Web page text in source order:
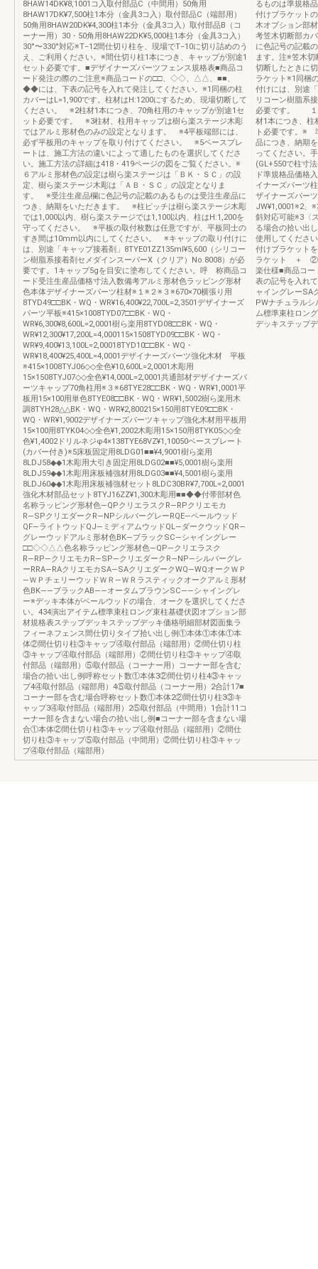
8HAW14DK¥8,1001コ入取付部品C（中間用）50角用
8HAW17DK¥7,500柱1本分（金具3コ入）取付部品C（端部用）
50角用8HAW20DK¥4,300柱1本分（金具3コ入）取付部品B（コ
ーナー用）30・50角用8HAW22DK¥5,000柱1本分（金具3コ入）
30°〜330°対応※T−12間仕切り柱を、現場でT−10に切り詰めのう
え、ご利用ください。※間仕切り柱1本につき、キャップが別途1
セット必要です。■デザイナーズパーツフェンス規格表■商品コ
ード発注の際のご注意※商品コードの□□、◇◇、△△、■■、
◆◆には、下表の記号を入れて発注してください。※1同梱の柱
カバーはL=1,900です。柱材はH:1200にするため、現場切断して
ください。 ※2柱材1本につき、70角柱用のキャップが別途1セ
ット必要です。 ※3柱材、柱用キャップは樹ら楽ステージ木彫
ではアルミ形材色のみの設定となります。 ※4平板端部には、
必ず平板用のキャップを取り付けてください。 ※5ベースプレ
ートは、施工方法の違いによって適したものを選択してくださ
い。施工方法の詳細は418・419ページの図をご覧ください。※
６アルミ形材色の設定は樹ら楽ステージは「ＢＫ・ＳＣ」の設
定、樹ら楽ステージ木彫は「ＡＢ・ＳＣ」の設定となりま
す。 ※受注生産品欄に色記号の記載のあるものは受注生産品に
つき、納期をいただきます。 ※柱ピッチは樹ら楽ステージ木彫
では1,000以内、樹ら楽ステージでは1,100以内、柱はH:1,200を
守ってください。 ※平板の取付枚数は任意ですが、平板同士の
すき間は10mm以内にしてください。 ※キャップの取り付けに
は、別途「キャップ接着剤」8TYE01ZZ135ml¥5,600（シリコー
ン樹脂系接着剤セメダインスーパーX（クリア）No.8008）が必
要です。1キャップ5gを目安に塗布してください。呼 称商品コ
ード受注生産品価格寸法入数備考アルミ形材色ラッピング形材
色本体デザイナーズパーツ柱材※１※２※３※670×70横張り用
8TYD49□□BK・WQ・WR¥16,400¥22,700L=2,3501デザイナーズ
パーツ平板※415×1008TYD07□□BK・WQ・
WR¥6,300¥8,600L=2,0001樹ら楽用8TYD08□□BK・WQ・
WR¥12,300¥17,200L=4,000115×1508TYD09□□BK・WQ・
WR¥9,400¥13,100L=2,00018TYD10□□BK・WQ・
WR¥18,400¥25,400L=4,0001デザイナーズパーツ強化木材 平板
※415×1008TYJ06◇◇全色¥10,600L=2,0001木彫用
15×1508TYJ07◇◇全色¥14,000L=2,0001共通部材デザイナーズパ
ーツキャップ70角柱用※３※68TYE28□□BK・WQ・WR¥1,0001平
板用15×100用単色8TYE08□□BK・WQ・WR¥1,5002樹ら楽用木
調8TYH28△△BK・WQ・WR¥2,800215×150用8TYE09□□BK・
WQ・WR¥1,9002デザイナーズパーツキャップ強化木材用平板用
15×100用8TYK04◇◇全色¥1,2002木彫用15×150用8TYK05◇◇全
色¥1,4002ドリルネジφ4×138TYE68VZ¥1,10050ベースプレート
(カバー付き)※5床板固定用8LDG01■■¥4,9001樹ら楽用
8LDJ58◆◆1木彫用大引き固定用8LDG02■■¥5,0001樹ら楽用
8LDJ59◆◆1木彫用床板補強材用8LDG03■■¥4,5001樹ら楽用
8LDJ60◆◆1木彫用床板補強材セット8LDC30BR¥7,700L=2,0001
強化木材部品セット8TYJ16ZZ¥1,300木彫用■■◆◆付帯部材色
名称ラッピング形材色―QPクリエラスクR―RPクリエモカ
R―SPクリエダークR―NPシルバーグレーRQE―ペールウッド
QF―ライトウッドQJ―ミディアムウッドQL―ダークウッドQR―
グレーウッドアルミ形材色BK―ブラックSC―シャイングレー
□□◇◇△△色名称ラッピング形材色―QP―クリエラスク
R―RP―クリエモカR―SP―クリエダークR―NP―シルバーグレ
ーRRA―RAクリエモカSA―SAクリエダークWQ―WQオークＷＰ
―ＷＰチェリーウッドＷＲ―ＷＲラスティックオークアルミ形材
色BK――ブラックAB――オータムブラウンSC――シャイングレ
ー※デッキ本体がペールウッドの場合、オークを選択してくださ
い。434演出アイテム標準束柱ロング束柱基礎伏図オプション部
材規格表ステップデッキステップデッキ価格明細部材図面集ラ
フィーネフェンス間仕切りタイプ拾い出し例①本体①本体①本
体②間仕切り柱③キャップ④取付部品（端部用）②間仕切り柱
③キャップ④取付部品（端部用）②間仕切り柱③キャップ④取
付部品（端部用）⑤取付部品（コーナー用）コーナー部を含む
場合の拾い出し例呼称セット数①本体3②間仕切り柱4③キャッ
プ4④取付部品（端部用）4⑤取付部品（コーナー用）2合計17■
コーナー部を含む場合呼称セット数①本体2②間仕切り柱3③キ
ャップ3④取付部品（端部用）2⑤取付部品（中間用）1合計11コ
ーナー部を含まない場合の拾い出し例■コーナー部を含まない場
合①本体②間仕切り柱③キャップ④取付部品（端部用）②間仕
切り柱③キャップ⑤取付部品（中間用）②間仕切り柱③キャッ
プ④取付部品（端部用）
るものは準規格
付けブラケット
木オプション
考笠木切断部カ
に色記号の記載
ます。注※笠木
切断したときに
ラケット※1同梱
付けには、別途
リコーン樹脂系
必要です。 １
材1本につき、柱
ト必要です。※
品につき、納期
ってください。
(GL+550で柱寸
ド準規格品価格
イナーズパーツ
ザイナーズパー
JW¥1,0001※2、
斜対応可能※3〈
る場合の拾い出
使用してくださ
付けブラケット
ラケット ＋ ②
楽仕様■商品コー
表の記号を入れ
ャイングレーSA
PWナチュラルシ
ム標準束柱ロン
デッキステップ